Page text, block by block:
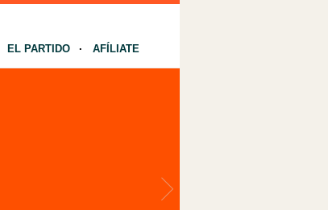
EL PARTIDO AFÍLIATE